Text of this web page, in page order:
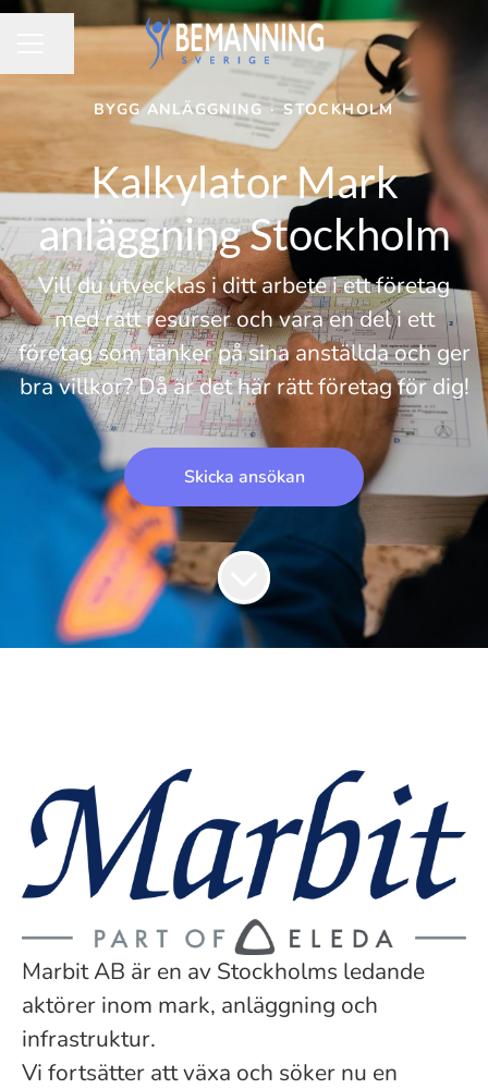
KARRIÄRMENY
Dela sidan
BYGG ANLÄGGNING · STOCKHOLM
Kalkylator Mark
anläggning Stockholm
Vill du utvecklas i ditt arbete i ett företag
med rätt resurser och vara en del i ett
företag som tänker på sina anställda och ger
bra villkor? Då är det här rätt företag för dig!
Skicka ansökan
Marbit AB är en av Stockholms ledande
aktörer inom mark, anläggning och
infrastruktur.
Vi fortsätter att växa och söker nu en